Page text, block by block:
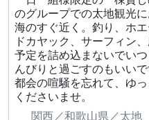
のグループでの太地観光に
海のすぐ近く。釣り、ホ
ドカヤック、サーフィン
予定を詰め込まないでい
んびりと過ごすのもいいで
都会の喧騒を忘れて、ゆ
くださいませ。
関西／和歌山県／太地